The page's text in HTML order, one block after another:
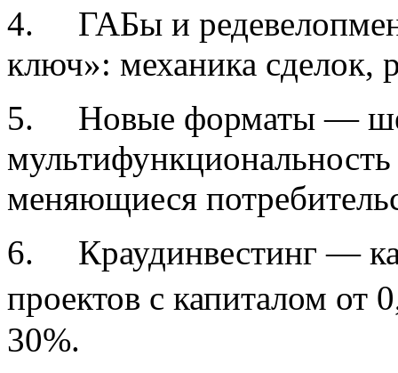
4. ГАБы и
ключ»: механика сделок,
5. Новые форматы —
меняющиеся
6. Краудинвестинг —
проектов с капиталом
30%.